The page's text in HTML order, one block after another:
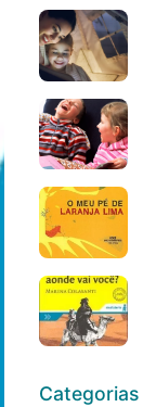
Categorias